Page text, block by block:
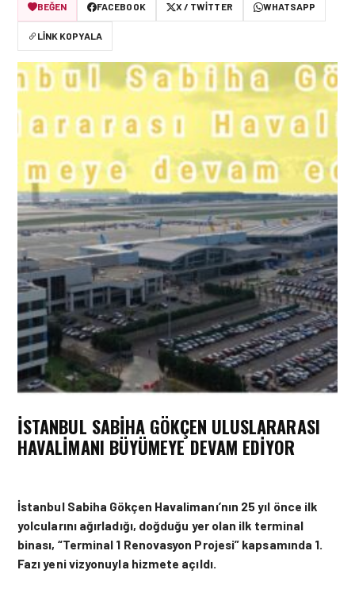
BEĞEN
FACEBOOK X / TWITTER WHATSAPP
LINK KOPYALA
İSTANBUL SABIHA GÖKÇEN ULUSLARARASI
HAVALIMANI BÜYÜMEYE DEVAM EDIYOR
İstanbul Sabiha Gökçen Havalimanı’nın 25 yıl önce ilk
yolcularını ağırladığı, doğduğu yer olan ilk terminal
binası, “Terminal 1 Renovasyon Projesi” kapsamında 1.
Fazı yeni vizyonuyla hizmete açıldı.